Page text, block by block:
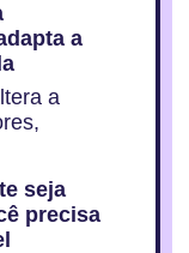
a
a
seja
precisa